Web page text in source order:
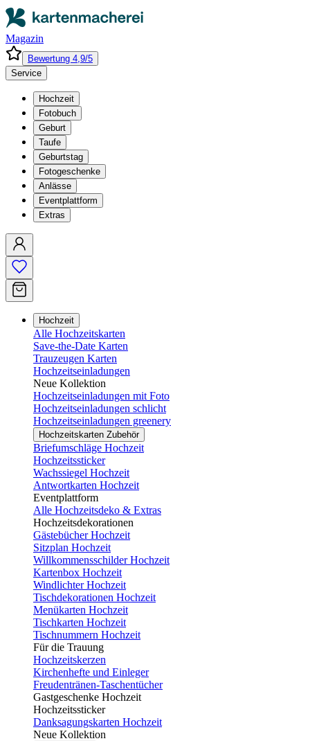
Magazin
Bewertung 4,9/5
Service
Hochzeit
Fotobuch
Geburt
Taufe
Geburtstag
Fotogeschenke
Anlässe
Eventplattform
Extras
Hochzeit
Alle Hochzeitskarten
Save-the-Date Karten
Trauzeugen Karten
Hochzeitseinladungen
Neue Kollektion
Hochzeitseinladungen mit Foto
Hochzeitseinladungen schlicht
Hochzeitseinladungen greenery
Hochzeitskarten Zubehör
Briefumschläge Hochzeit
Hochzeitssticker
Wachssiegel Hochzeit
Antwortkarten Hochzeit
Eventplattform
Alle Hochzeitsdeko & Extras
Hochzeitsdekorationen
Gästebücher Hochzeit
Sitzplan Hochzeit
Willkommensschilder Hochzeit
Kartenbox Hochzeit
Windlichter Hochzeit
Tischdekorationen Hochzeit
Menükarten Hochzeit
Tischkarten Hochzeit
Tischnummern Hochzeit
Für die Trauung
Hochzeitskerzen
Kirchenhefte und Einleger
Freudentränen-Taschentücher
Gastgeschenke Hochzeit
Hochzeitssticker
Danksagungskarten Hochzeit
Neue Kollektion